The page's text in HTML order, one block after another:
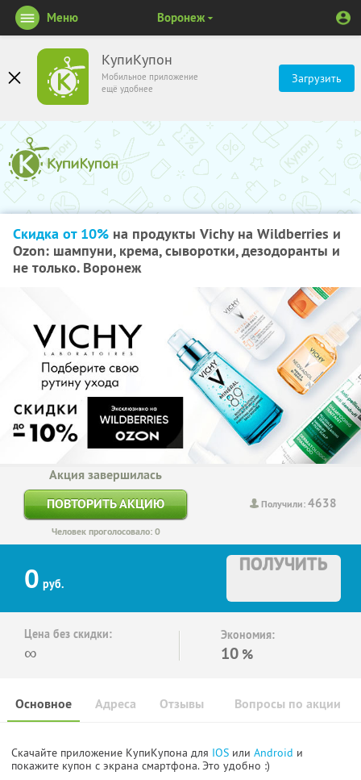
КупиКупон
Мобильное приложение
ещё удобнее
Загрузить
Меню Воронеж
Скидка от 10% на продукты Vichy на Wildberries и
Ozon: шампуни, крема, сыворотки, дезодоранты и
не только. Воронеж
Получили:4638
Акция завершилась
ПОВТОРИТЬ АКЦИЮ
Человек проголосовало: 0
0 руб.
ПОЛУЧИТЬ
Цена без скидки:
∞
Экономия:
10 %
Основное Отзывы Вопросы по акции
Адреса
Скачайте приложение КупиКупона для IOS или Android и
покажите купон с экрана смартфона. Это удобно :)